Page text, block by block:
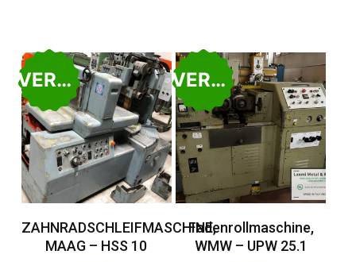
VERKAUFT
ZAHNRADSCHLEIFMASCHINE,
MAAG – HSS 10
VERKAUFT
Weiterlesen
Fadenrollmaschine,
WMW – UPW 25.1